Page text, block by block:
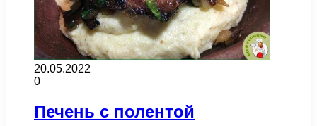
20.05.2022
0
Печень с полентой